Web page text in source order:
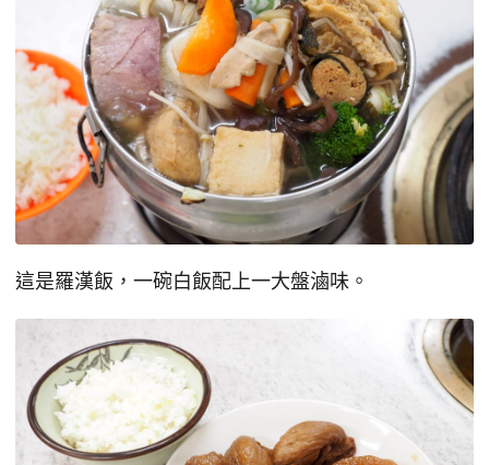
這是羅漢飯，一碗白飯配上一大盤滷味。